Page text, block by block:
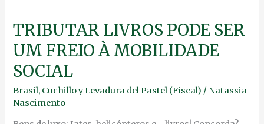
TRIBUTAR LIVROS PODE SER
UM FREIO À MOBILIDADE
SOCIAL
Brasil, Cuchillo y Levadura del Pastel (Fiscal) /Natassia
Nascimento
TRIBUTAR
LIVROS
PODE
SER
UM
FREIO
À